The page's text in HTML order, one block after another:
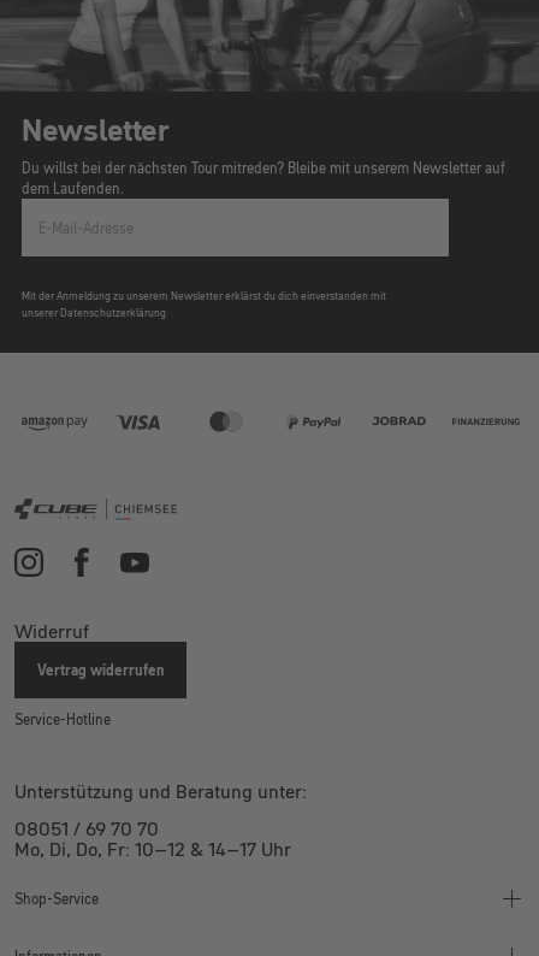
Newsletter
Du willst bei der nächsten Tour mitreden? Bleibe mit unserem Newsletter auf
dem Laufenden.
E-Mail-Adresse
Mit der Anmeldung zu unserem Newsletter erklärst du dich einverstanden mit
unserer Datenschutzerklärung
Widerruf
Vertrag widerrufen
Service-Hotline
Unterstützung und Beratung unter:
08051 / 69 70 70
Mo, Di, Do, Fr: 10–12 & 14–17 Uhr
Shop-Service